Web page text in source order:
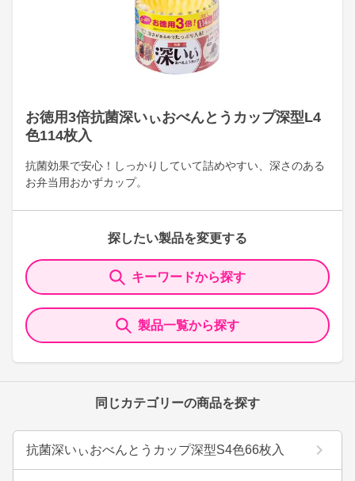
お徳用3倍抗菌深いぃおべんとうカップ深型L4
色114枚入
抗菌効果で安心！しっかりしていて詰めやすい、深さのある
お弁当用おかずカップ。
探したい製品を変更する
キーワードから探す
製品一覧から探す
同じカテゴリーの商品を探す
抗菌深いぃおべんとうカップ深型S4色66枚入